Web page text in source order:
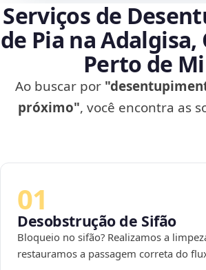
Serviços de
de Pia na Adalgisa,
Perto de
Ao buscar por
próximo", você encontra as
01
Desobstrução de Sifão
Bloqueio no sifão? Realizamos a
restauramos a passagem correta do